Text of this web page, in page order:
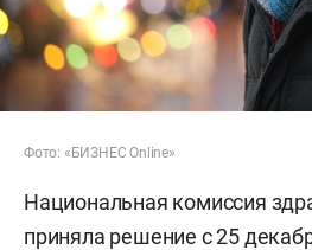
Фото: «БИЗНЕС Online»
Национальная комиссия
приняла решение с 25